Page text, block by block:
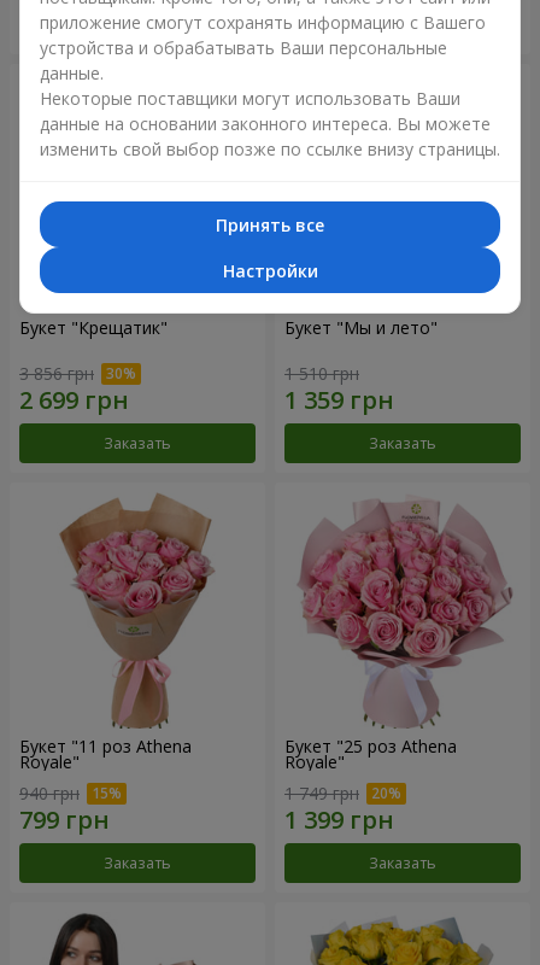
Заказать Заказать
Букет "Крещатик"
3 856 грн
Заказать
Букет "Мы и лето"
1 510 грн
Заказать
Букет "11 роз Athena
Royale"
940 грн
Заказать
Букет "25 роз Athena
Royale"
1 749 грн
Заказать
приложение смогут сохранять информацию с Вашего
устройства и обрабатывать Ваши персональные
данные.
Некоторые поставщики могут использовать Ваши
данные на основании законного интереса. Вы можете
изменить свой выбор позже по ссылке внизу страницы.
Принять все
Настройки